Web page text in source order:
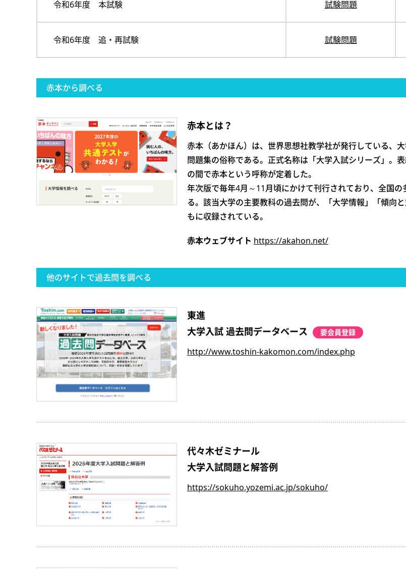
令和6年度 本試験 試験問題
令和6年度 追・再試験 試験問題
赤本から調べる
赤本とは？
赤本（あかほん）は、世界思想社教学社が発行している、
問題集の俗称である。正式名称は「大学入試シリーズ」。
の間で赤本という呼称が定着した。
年次版で毎年4月～11月頃にかけて刊行されており、全国の
る。該当大学の主要教科の過去問が、「大学情報」「傾向
もに収録されている。
赤本ウェブサイト https://akahon.net/
他のサイトで過去問を調べる
東進
大学入試 過去問データベース
要会員登録
http://www.toshin-kakomon.com/index.php
代々木ゼミナール
大学入試問題と解答例
https://sokuho.yozemi.ac.jp/sokuho/